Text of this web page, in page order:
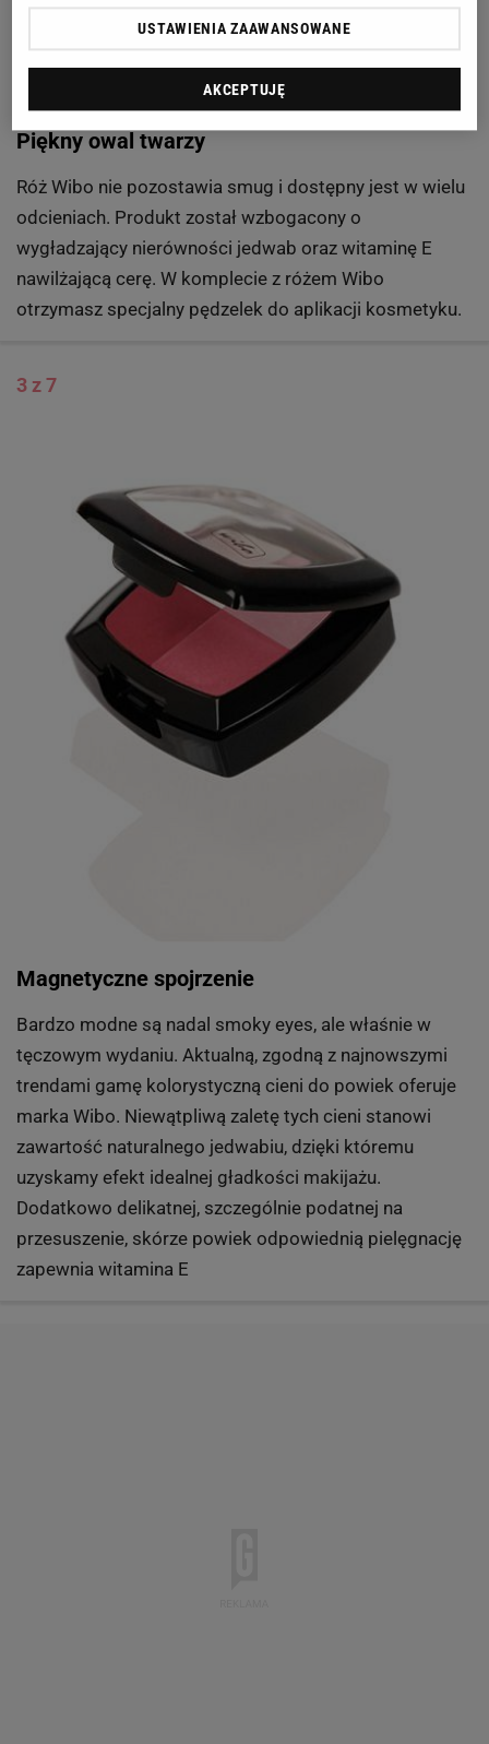
Piękny owal twarzy
Róż Wibo nie pozostawia smug i dostępny jest w wielu
odcieniach. Produkt został wzbogacony o
wygładzający nierówności jedwab oraz witaminę E
nawilżającą cerę. W komplecie z różem Wibo
otrzymasz specjalny pędzelek do aplikacji kosmetyku.
3 z 7
Magnetyczne spojrzenie
Bardzo modne są nadal smoky eyes, ale właśnie w
tęczowym wydaniu. Aktualną, zgodną z najnowszymi
trendami gamę kolorystyczną cieni do powiek oferuje
marka Wibo. Niewątpliwą zaletę tych cieni stanowi
zawartość naturalnego jedwabiu, dzięki któremu
uzyskamy efekt idealnej gładkości makijażu.
Dodatkowo delikatnej, szczególnie podatnej na
przesuszenie, skórze powiek odpowiednią pielęgnację
zapewnia witamina E
USTAWIENIA ZAAWANSOWANE
AKCEPTUJĘ